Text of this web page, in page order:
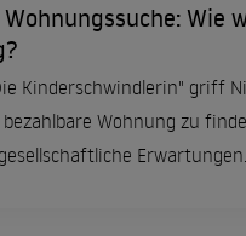
Wie
Kinderschwindlerin" griff
Wohnung zu
Erwartungen.